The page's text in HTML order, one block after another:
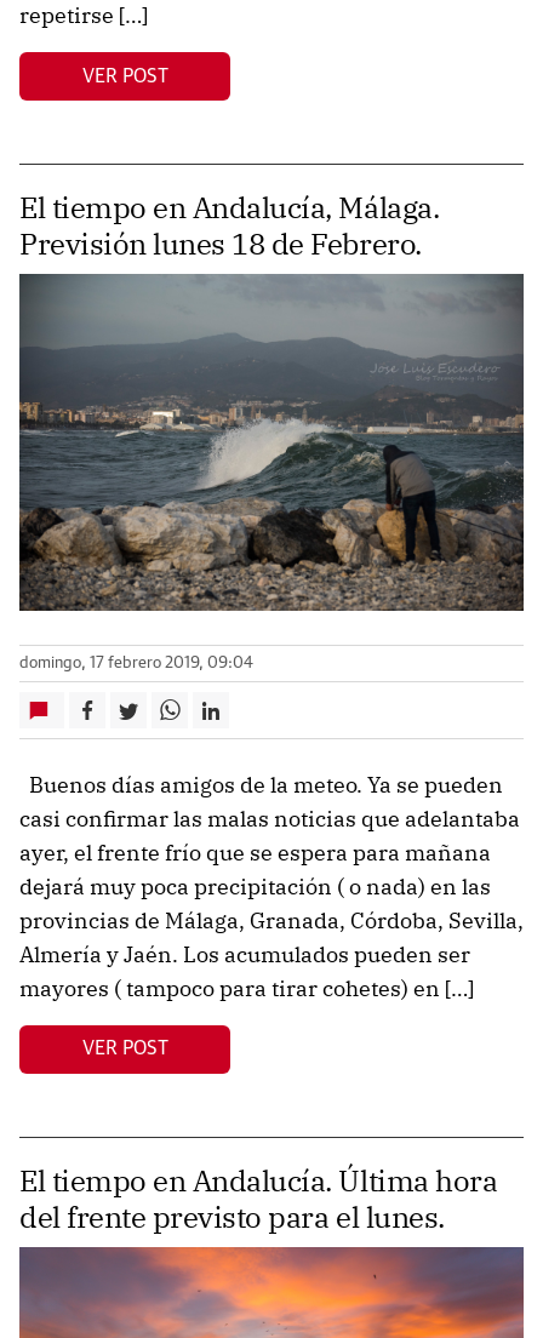
repetirse […]
VER POST
El tiempo en Andalucía, Málaga.
Previsión lunes 18 de Febrero.
domingo, 17 febrero 2019, 09:04
Buenos días amigos de la meteo. Ya se pueden
casi confirmar las malas noticias que adelantaba
ayer, el frente frío que se espera para mañana
dejará muy poca precipitación ( o nada) en las
provincias de Málaga, Granada, Córdoba, Sevilla,
Almería y Jaén. Los acumulados pueden ser
mayores ( tampoco para tirar cohetes) en […]
VER POST
El tiempo en Andalucía. Última hora
del frente previsto para el lunes.